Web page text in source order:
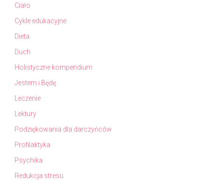
Ciało
Cykle edukacyjne
Dieta
Duch
Holistyczne kompendium
Jestem i Będę
Leczenie
Lektury
Podziękowania dla darczyńców
Profilaktyka
Psychika
Redukcja stresu